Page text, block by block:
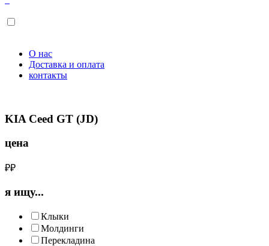
О нас
Доставка и оплата
контакты
KIA Ceed GT (JD)
цена
₽₽
я ищу...
Клыки
Молдинги
Перекладина